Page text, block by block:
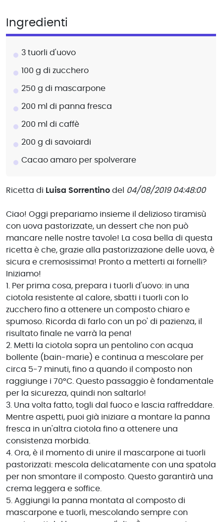
Ricetta di Luisa Sorrentino del 04/08/2019 04:48:00
Ciao! Oggi prepariamo insieme il delizioso tiramisù
con uova pastorizzate, un dessert che non può
mancare nelle nostre tavole! La cosa bella di questa
ricetta è che, grazie alla pastorizzazione delle uova, è
sicura e cremosissima! Pronto a metterti ai fornelli?
Iniziamo!
1. Per prima cosa, prepara i tuorli d'uovo: in una
ciotola resistente al calore, sbatti i tuorli con lo
zucchero fino a ottenere un composto chiaro e
spumoso. Ricorda di farlo con un po' di pazienza, il
risultato finale ne varrà la pena!
2. Metti la ciotola sopra un pentolino con acqua
bollente (bain-marie) e continua a mescolare per
circa 5-7 minuti, fino a quando il composto non
raggiunge i 70°C. Questo passaggio è fondamentale
per la sicurezza, quindi non saltarlo!
3. Una volta fatto, togli dal fuoco e lascia raffreddare.
Mentre aspetti, puoi già iniziare a montare la panna
fresca in un'altra ciotola fino a ottenere una
consistenza morbida.
4. Ora, è il momento di unire il mascarpone ai tuorli
pastorizzati: mescola delicatamente con una spatola
per non smontare il composto. Questo garantirà una
crema leggera e soffice.
5. Aggiungi la panna montata al composto di
mascarpone e tuorli, mescolando sempre con
Ingredienti
3 tuorli d'uovo
100 g di zucchero
250 g di mascarpone
200 ml di panna fresca
200 ml di caffè
200 g di savoiardi
Cacao amaro per spolverare